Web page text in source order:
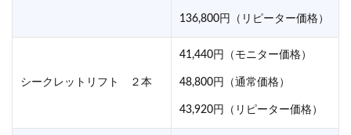
136,800円（リピーター価格）
シークレットリフト ２本
41,440円（モニター価格）
48,800円（通常価格）
43,920円（リピーター価格）